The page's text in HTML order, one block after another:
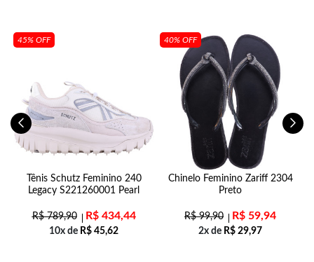
45% OFF
Tênis Schutz Feminino 240
Legacy S221260001 Pearl
R$789,90 R$434,44
10x de R$ 45,62
40% OFF
Chinelo Feminino Zariff 2304
Preto
R$99,90 R$ 59,94
2x de R$ 29,97